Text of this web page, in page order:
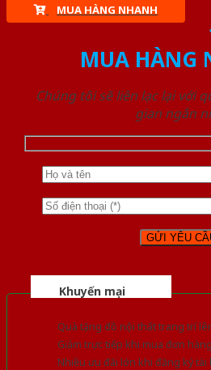
MUA HÀNG NHANH
MUA HÀNG
Chúng tôi sẽ liên lạc lại với
gian ngắn
Khuyến mại
Quà tặng đồ nội thất trang trí
Giảm trực tiếp khi mua đơn
Nhiều ưu đãi lớn khi đăng ký